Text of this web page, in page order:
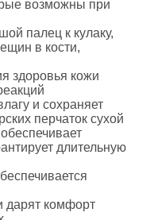
возможны при
палец к кулаку,
в кости,
здоровья кожи
и сохраняет
перчаток сухой
длительную
дарят комфорт